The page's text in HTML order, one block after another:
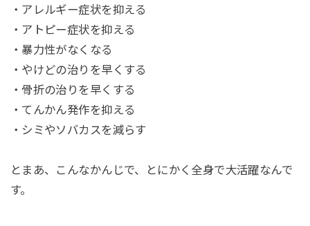
・アレルギー症状を抑える
・アトピー症状を抑える
・暴力性がなくなる
・やけどの治りを早くする
・骨折の治りを早くする
・てんかん発作を抑える
・シミやソバカスを減らす
とまあ、こんなかんじで、とにかく全身で大活躍なんで
す。